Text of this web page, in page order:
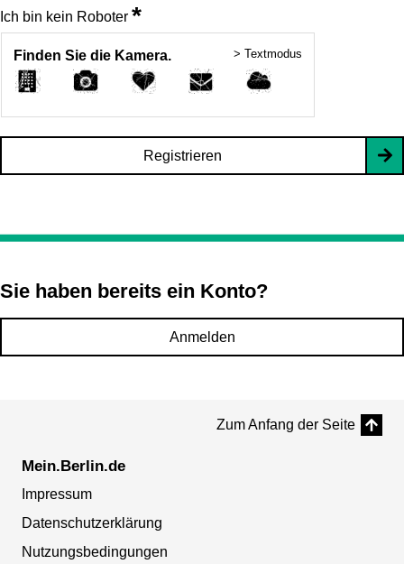
Ich bin kein Roboter *
Finden Sie die Kamera. > Textmodus
Registrieren
Sie haben bereits ein Konto?
Anmelden
Zum Anfang der Seite
Mein.Berlin.de
Impressum
Datenschutzerklärung
Nutzungsbedingungen